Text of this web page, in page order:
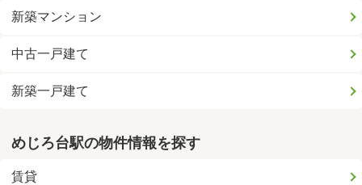
新築マンション
中古一戸建て
新築一戸建て
めじろ台駅の物件情報を探す
賃貸